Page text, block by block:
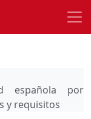
española por
y requisitos